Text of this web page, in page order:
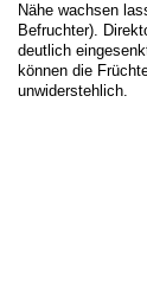
Nähe wachsen
Befruchter).
deutlich
können die
unwiderstehlich.